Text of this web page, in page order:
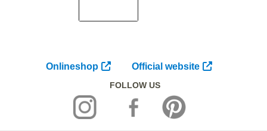
Onlineshop Official website
FOLLOW US